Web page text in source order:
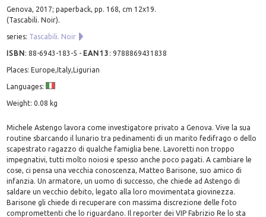
Genova, 2017; paperback, pp. 168, cm 12x19.
(Tascabili. Noir).
series: Tascabili. Noir
ISBN:88-6943-183-5 - EAN13 :9788869431838
Places: Europe,Italy,Ligurian
Languages:
Weight: 0.08 kg
Michele Astengo lavora come investigatore privato a Genova. Vive la sua
routine sbarcando il lunario tra pedinamenti di un marito fedifrago o dello
scapestrato ragazzo di qualche famiglia bene. Lavoretti non troppo
impegnativi, tutti molto noiosi e spesso anche poco pagati. A cambiare le
cose, ci pensa una vecchia conoscenza, Matteo Barisone, suo amico di
infanzia. Un armatore, un uomo di successo, che chiede ad Astengo di
saldare un vecchio debito, legato alla loro movimentata giovinezza.
Barisone gli chiede di recuperare con massima discrezione delle foto
compromettenti che lo riguardano. Il reporter dei VIP Fabrizio Re lo sta